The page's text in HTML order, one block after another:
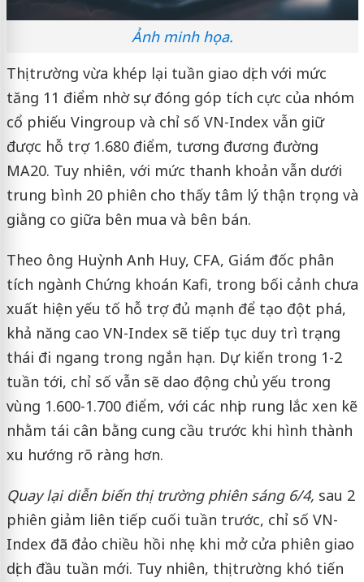
Ảnh minh họa.
Thị trường vừa khép lại tuần giao dịch với mức
tăng 11 điểm nhờ sự đóng góp tích cực của nhóm
cổ phiếu Vingroup và chỉ số VN-Index vẫn giữ
được hỗ trợ 1.680 điểm, tương đương đường
MA20. Tuy nhiên, với mức thanh khoản vẫn dưới
trung bình 20 phiên cho thấy tâm lý thận trọng và
giằng co giữa bên mua và bên bán.
Theo ông Huỳnh Anh Huy, CFA, Giám đốc phân
tích ngành Chứng khoán Kafi, trong bối cảnh chưa
xuất hiện yếu tố hỗ trợ đủ mạnh để tạo đột phá,
khả năng cao VN-Index sẽ tiếp tục duy trì trạng
thái đi ngang trong ngắn hạn. Dự kiến trong 1-2
tuần tới, chỉ số vẫn sẽ dao động chủ yếu trong
vùng 1.600-1.700 điểm, với các nhịp rung lắc xen kẽ
nhằm tái cân bằng cung cầu trước khi hình thành
xu hướng rõ ràng hơn.
Quay lại diễn biến thị trường phiên sáng 6/4, sau 2
phiên giảm liên tiếp cuối tuần trước, chỉ số VN-
Index đã đảo chiều hồi nhẹ khi mở cửa phiên giao
dịch đầu tuần mới. Tuy nhiên, thị trường khó tiến